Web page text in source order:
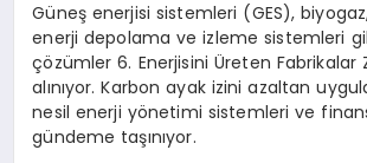
Güneş enerjisi sistemleri (GES),
enerji depolama ve izleme sistemleri
çözümler 6. Enerjisini Üreten Fabrikalar
alınıyor. Karbon ayak izini azaltan
nesil enerji yönetimi sistemleri ve
gündeme taşınıyor.